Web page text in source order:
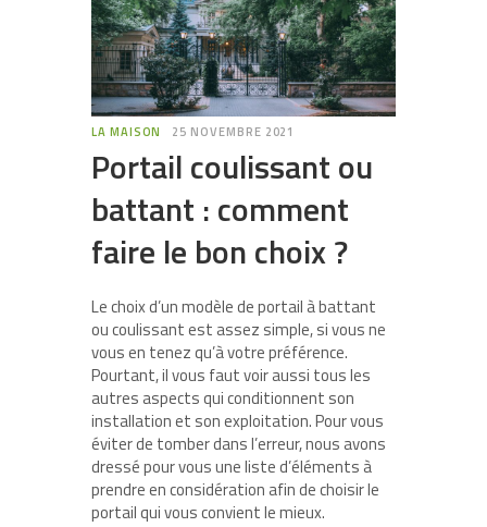
LA MAISON 25 NOVEMBRE 2021
Portail coulissant ou
battant : comment
faire le bon choix ?
Le choix d’un modèle de portail à battant
ou coulissant est assez simple, si vous ne
vous en tenez qu’à votre préférence.
Pourtant, il vous faut voir aussi tous les
autres aspects qui conditionnent son
installation et son exploitation. Pour vous
éviter de tomber dans l’erreur, nous avons
dressé pour vous une liste d’éléments à
prendre en considération afin de choisir le
portail qui vous convient le mieux.